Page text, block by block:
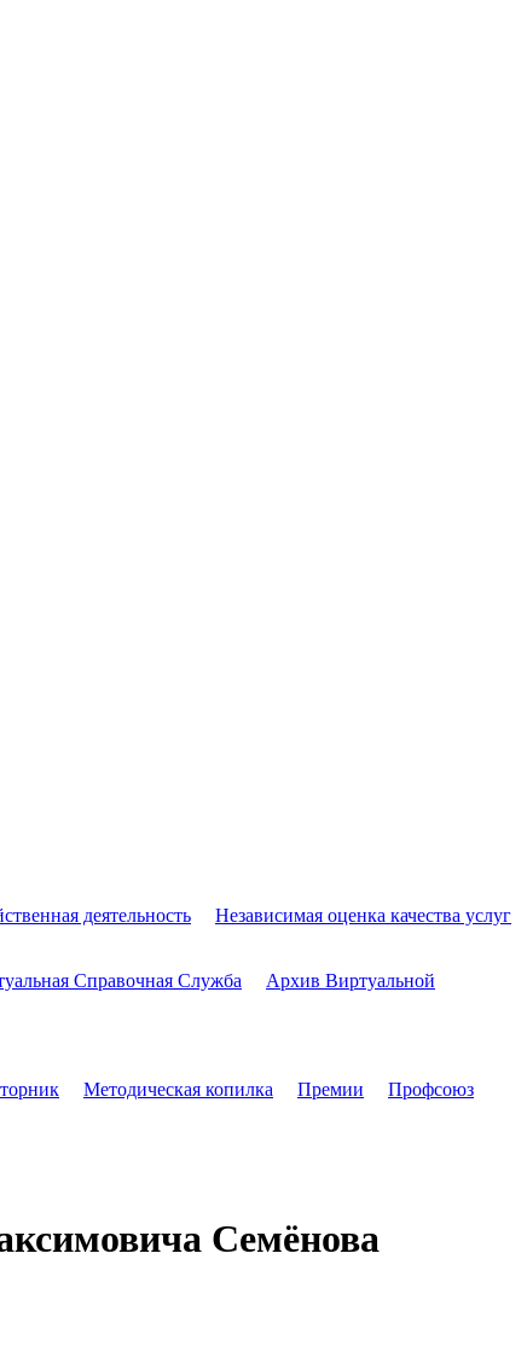
деятельность
Независимая оценка качества услуг
Справочная Служба
Архив Виртуальной
Методическая копилка Премии
Профсоюз
Семёнова